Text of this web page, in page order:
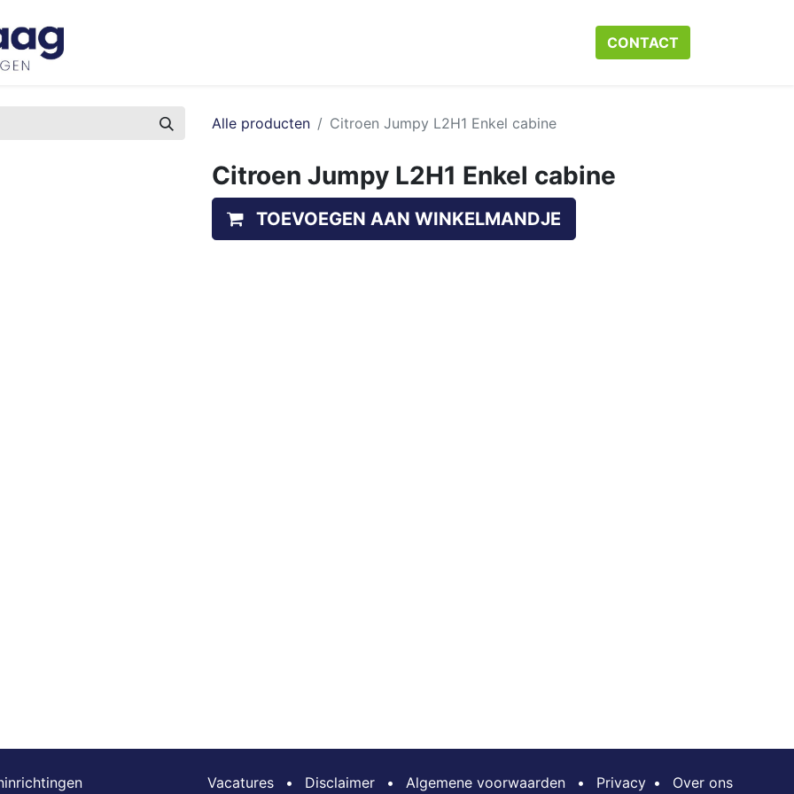
Neem contact op met ons Webshop
CONTACT​​​​
Alle producten Citroen Jumpy L2H1 Enkel cabine
Citroen Jumpy L2H1 Enkel cabine
TOEVOEGEN AAN WINKELMANDJE
Vacatures • Disclaimer • Algemene voorwaarden • Privacy • Over ons